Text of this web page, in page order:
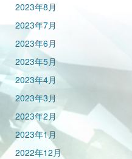
2023年8月
2023年7月
2023年6月
2023年5月
2023年4月
2023年3月
2023年2月
2023年1月
2022年12月